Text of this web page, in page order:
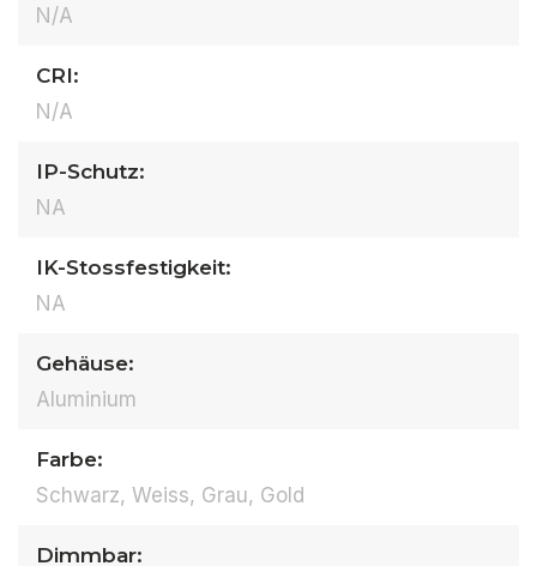
N/A
CRI:
N/A
IP-Schutz:
NA
IK-Stossfestigkeit:
NA
Gehäuse:
Aluminium
Farbe:
Schwarz, Weiss, Grau, Gold
Dimmbar: